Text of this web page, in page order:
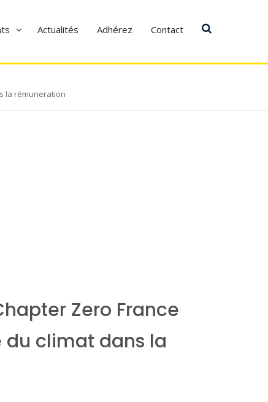
Actualités Adhérez Contact
la rémuneration
Zero France
climat dans la